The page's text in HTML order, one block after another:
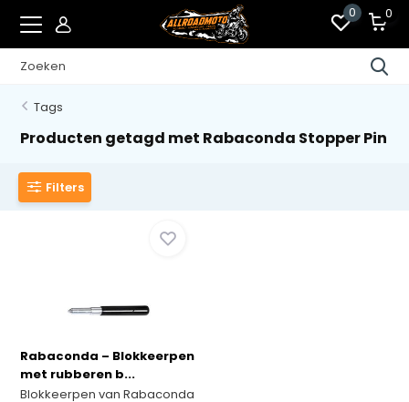
0 0
Tags
Producten getagd met Rabaconda Stopper Pin
Filters
Rabaconda – Blokkeerpen
met rubberen b...
Blokkeerpen van Rabaconda